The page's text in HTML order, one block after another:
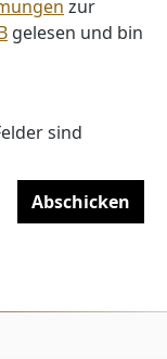
zur
gelesen und bin
sind
Abschicken